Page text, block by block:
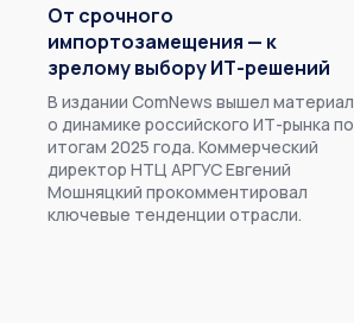
От срочного
импортозамещения — к
зрелому выбору ИТ-решений
В издании ComNews вышел материал
о динамике российского ИТ-рынка по
итогам 2025 года. Коммерческий
директор НТЦ АРГУС Евгений
Мошняцкий прокомментировал
ключевые тенденции отрасли.